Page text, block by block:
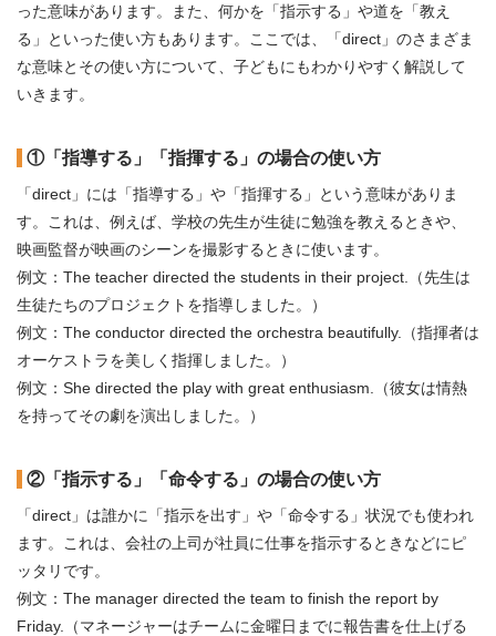
った意味があります。また、何かを「指示する」や道を「教え
る」といった使い方もあります。ここでは、「direct」のさまざま
な意味とその使い方について、子どもにもわかりやすく解説して
いきます。
①「指導する」「指揮する」の場合の使い方
「direct」には「指導する」や「指揮する」という意味がありま
す。これは、例えば、学校の先生が生徒に勉強を教えるときや、
映画監督が映画のシーンを撮影するときに使います。
例文：The teacher directed the students in their project.（先生は
生徒たちのプロジェクトを指導しました。）
例文：The conductor directed the orchestra beautifully.（指揮者は
オーケストラを美しく指揮しました。）
例文：She directed the play with great enthusiasm.（彼女は情熱
を持ってその劇を演出しました。）
②「指示する」「命令する」の場合の使い方
「direct」は誰かに「指示を出す」や「命令する」状況でも使われ
ます。これは、会社の上司が社員に仕事を指示するときなどにピ
ッタリです。
例文：The manager directed the team to finish the report by
Friday.（マネージャーはチームに金曜日までに報告書を仕上げる